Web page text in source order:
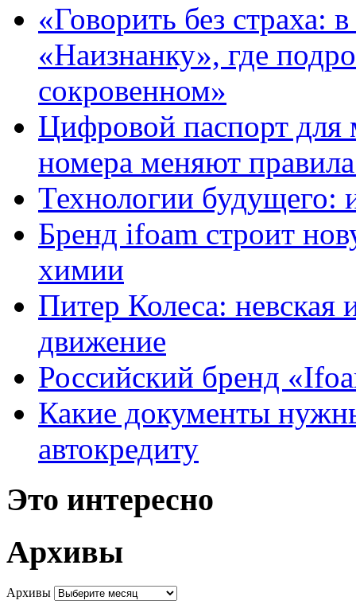
«Говорить без страха:
«Наизнанку», где
сокровенном»
Цифровой паспорт для
номера меняют
Технологии будущего:
Бренд ifoam строит
химии
Питер Колеса: невская
движение
Российский бренд
Какие документы
автокредиту
Это интересно
Архивы
Архивы